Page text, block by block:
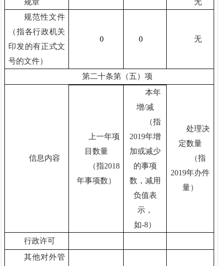
规章
无
规范性文件
（指各行政机关
印发的有正式文
号的文件）
0 0 无
第二十条第（五）项
信息内容
上一年项
目数量
（指2018
年事项数）
本年
增/减
（指
2019年增
加或减少
的事项
数，减用
负值表
示，
如-8）
处理决
定数量
（指
2019年办件
量）
行政许可
其他对外管